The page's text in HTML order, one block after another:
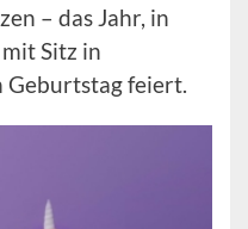
– das Jahr, in
Sitz in
feiert.